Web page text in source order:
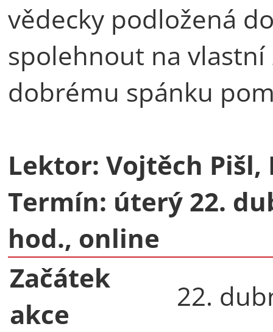
vědecky podložená
spolehnout na
dobrému spánku
Lektor: Vojtěch Pišl,
Termín: úterý 22.
hod., online
Začátek
akce
22.